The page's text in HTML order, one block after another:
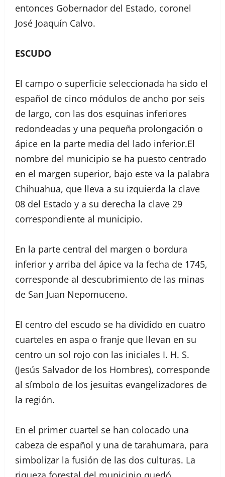
entonces Gobernador del Estado, coronel
José Joaquín Calvo.
ESCUDO
El campo o superficie seleccionada ha sido el
español de cinco módulos de ancho por seis
de largo, con las dos esquinas inferiores
redondeadas y una pequeña prolongación o
ápice en la parte media del lado inferior.El
nombre del municipio se ha puesto centrado
en el margen superior, bajo este va la palabra
Chihuahua, que lleva a su izquierda la clave
08 del Estado y a su derecha la clave 29
correspondiente al municipio.
En la parte central del margen o bordura
inferior y arriba del ápice va la fecha de 1745,
corresponde al descubrimiento de las minas
de San Juan Nepomuceno.
El centro del escudo se ha dividido en cuatro
cuarteles en aspa o franje que llevan en su
centro un sol rojo con las iniciales I. H. S.
(Jesús Salvador de los Hombres), corresponde
al símbolo de los jesuitas evangelizadores de
la región.
En el primer cuartel se han colocado una
cabeza de español y una de tarahumara, para
simbolizar la fusión de las dos culturas. La